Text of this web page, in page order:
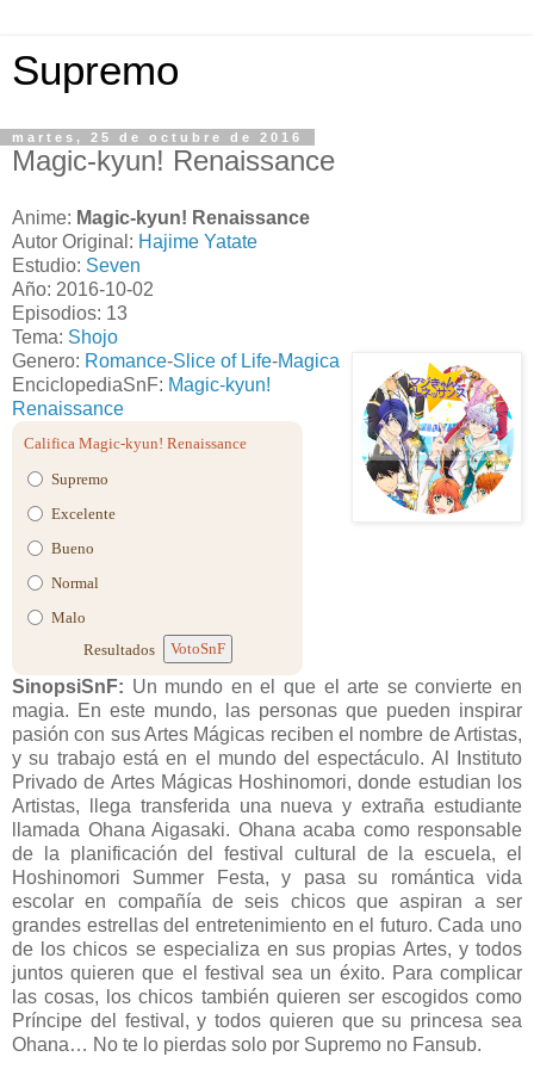
Supremo
martes, 25 de octubre de 2016
Magic-kyun! Renaissance
Anime: Magic-kyun! Renaissance
Autor Original: Hajime Yatate
Estudio: Seven
Año: 2016-10-02
Episodios: 13
Tema: Shojo
Genero: Romance-Slice of Life-Magica
EnciclopediaSnF: Magic-kyun!
Renaissance
Califica Magic-kyun! Renaissance
Supremo
Excelente
Bueno
Normal
Malo
Resultados
VotoSnF
SinopsiSnF: Un mundo en el que el arte se convierte en
magia. En este mundo, las personas que pueden inspirar
pasión con sus Artes Mágicas reciben el nombre de Artistas,
y su trabajo está en el mundo del espectáculo. Al Instituto
Privado de Artes Mágicas Hoshinomori, donde estudian los
Artistas, llega transferida una nueva y extraña estudiante
llamada Ohana Aigasaki. Ohana acaba como responsable
de la planificación del festival cultural de la escuela, el
Hoshinomori Summer Festa, y pasa su romántica vida
escolar en compañía de seis chicos que aspiran a ser
grandes estrellas del entretenimiento en el futuro. Cada uno
de los chicos se especializa en sus propias Artes, y todos
juntos quieren que el festival sea un éxito. Para complicar
las cosas, los chicos también quieren ser escogidos como
Príncipe del festival, y todos quieren que su princesa sea
Ohana… No te lo pierdas solo por Supremo no Fansub.